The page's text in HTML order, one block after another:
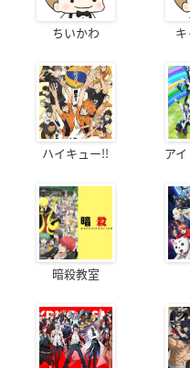
ちいかわ
ハイキュー!! ア
暗殺教室